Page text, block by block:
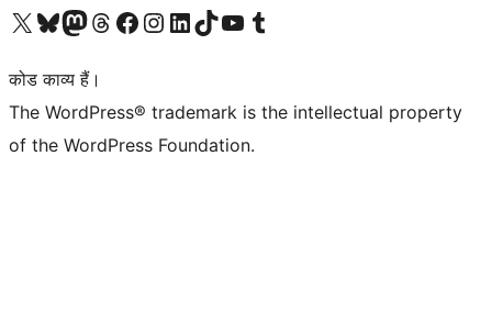
Visit our X (formerly Twitter) account
हमारे बलुस्की खाते पर जाएँVisit our Mastodon account
हमारे थ्रेड्स अकाउंट पर जाएंहमारे फेसबुक पेज पर जाएँहमारे इंस्टाग्राम अकाउंट पर जाएंहमारे लिंक्डइन खाते पर जाएँहमारे टिकटॉक खाते पर जाएँहमारे यूट्यूब चैनल पर जाएंहमारे Tumblr खाते पर जाएँ
कोड काव्य हैं।
The WordPress® trademark is the intellectual property
of the WordPress Foundation.